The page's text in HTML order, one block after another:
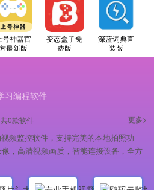
号神器官
最新版
变态盒子免
费版
深蓝词典直
装版
习编程软件
共0款软件 更多>
频监控软件，支持完美的本地拍照功
，高清视频画质，智能连接设备，全方